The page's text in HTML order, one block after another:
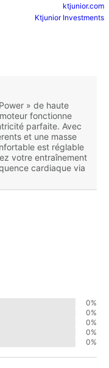
ktjunior.com
Ktjunior Investments
» de haute
fonctionne
parfaite. Avec
et une masse
est réglable
votre entraînement
cardiaque via
0%
0%
0%
0%
0%